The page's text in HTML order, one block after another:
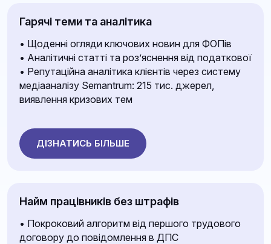
Гарячі теми та аналітика
• Щоденні огляди ключових новин для ФОПів
• Аналітичні статті та роз’яснення від податкової
• Репутаційна аналітика клієнтів через систему
медіааналізу Semantrum: 215 тис. джерел,
виявлення кризових тем
ДІЗНАТИСЬ БІЛЬШЕ
Найм працівників без штрафів
• Покроковий алгоритм від першого трудового
договору до повідомлення в ДПС